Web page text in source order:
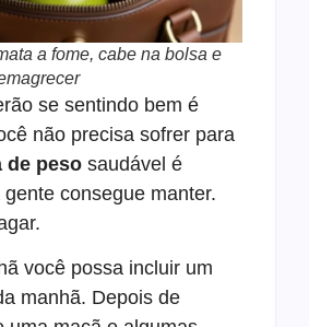
a fome, cabe na bolsa e
se sentindo bem é
não precisa sofrer para
de peso saudável é
consegue manter.
você possa incluir um
manhã. Depois de